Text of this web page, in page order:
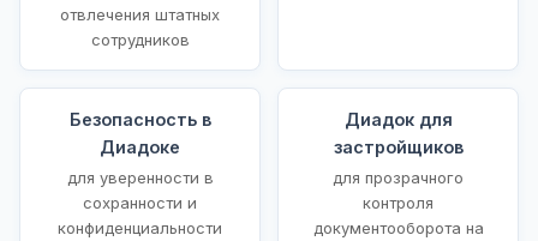
отвлечения штатных
сотрудников
Безопасность в
Диадоке
для уверенности в
сохранности и
конфиденциальности
Диадок для
застройщиков
для прозрачного
контроля
документооборота на